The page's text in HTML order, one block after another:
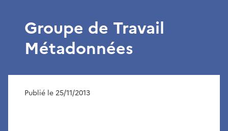
Groupe de Travail
Métadonnées
Publié le 25/11/2013